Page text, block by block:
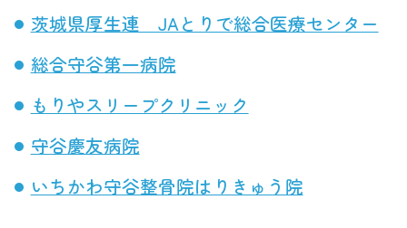
茨城県厚生連 JAとりで総合医療センター
総合守谷第一病院
もりやスリープクリニック
守谷慶友病院
いちかわ守谷整骨院はりきゅう院